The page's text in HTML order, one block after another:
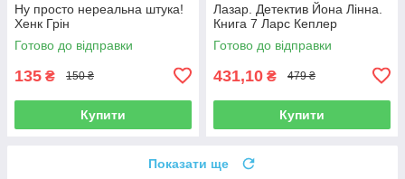
Ну просто нереальна штука!
Хенк Грін
Готово до відправки
135 ₴ 150 ₴
Купити
Лазар. Детектив Йона Лінна.
Книга 7 Ларс Кеплер
Готово до відправки
431,10 ₴ 479 ₴
Купити
Показати ще